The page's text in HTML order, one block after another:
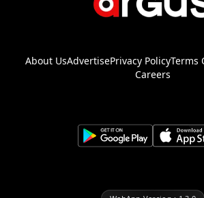
About UsAdvertisePrivacy PolicyTerms
Careers